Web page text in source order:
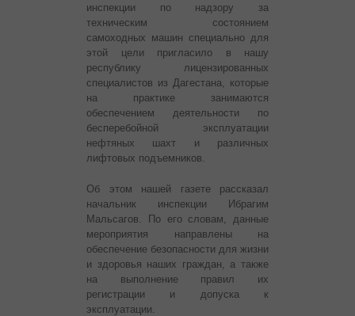
инспекции по надзору за
техническим состоянием
самоходных машин специально для
этой цели пригласило в нашу
республику лицензированных
специалистов из Дагестана, которые
на практике занимаются
обеспечением деятельности по
бесперебойной эксплуатации
нефтяных шахт и различных
лифтовых подъемников.
Об этом нашей газете рассказал
начальник инспекции Ибрагим
Мальсагов. По его словам, данные
мероприятия направлены на
обеспечение безопасности для жизни
и здоровья наших граждан, а также
на выполнение правил их
регистрации и допуска к
эксплуатации.